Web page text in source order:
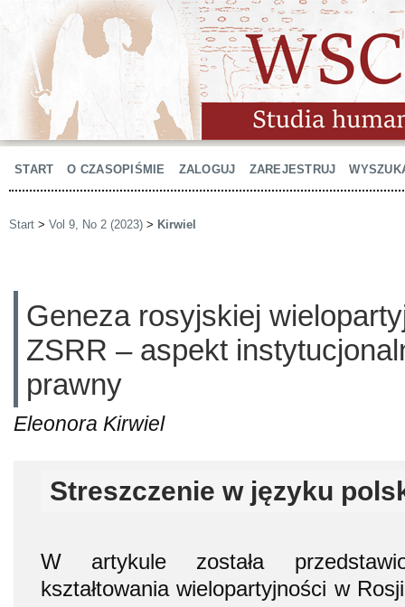
START O CZASOPIŚMIE ZALOGUJ ZAREJESTRUJ
Start > Vol 9, No 2 (2023) > Kirwiel
Geneza rosyjskiej
ZSRR – aspekt
prawny
Eleonora Kirwiel
Streszczenie w języku
W artykule została
kształtowania wielopartyjności w